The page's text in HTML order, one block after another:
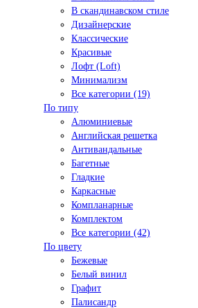
В скандинавском стиле
Дизайнерские
Классические
Красивые
Лофт (Loft)
Минимализм
Все категории (19)
По типу
Алюминиевые
Английская решетка
Антивандальные
Багетные
Гладкие
Каркасные
Компланарные
Комплектом
Все категории (42)
По цвету
Бежевые
Белый винил
Графит
Палисандр